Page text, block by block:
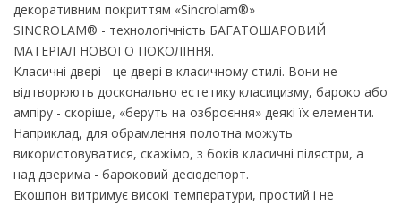
декоративним покриттям «Sincrolam®»
SINCROLAM® - технологічність БАГАТОШАРОВИЙ
МАТЕРІАЛ НОВОГО ПОКОЛІННЯ.
Класичні двері - це двері в класичному стилі. Вони не
відтворюють досконально естетику класицизму, бароко або
ампіру - скоріше, «беруть на озброєння» деякі їх елементи.
Наприклад, для обрамлення полотна можуть
використовуватися, скажімо, з боків класичні пілястри, а
над дверима - бароковий десюдепорт.
Екошпон витримує високі температури, простий і не